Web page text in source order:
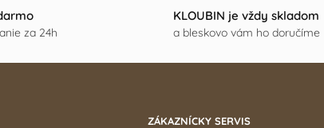
za 24h
KLOUBIN je vždy skladom
a bleskovo vám ho doručíme
ZÁKAZNÍCKY SERVIS